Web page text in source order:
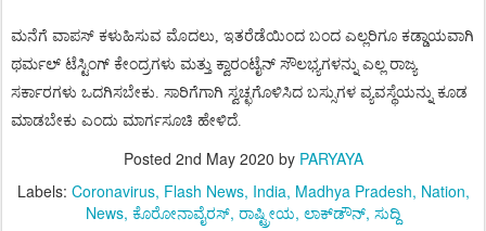
ಮನೆಗೆ ವಾಪಸ್ ಕಳುಹಿಸುವ ಮೊದಲು, ಇತರೆಡೆಯಿಂದ ಬಂದ ಎಲ್ಲರಿಗೂ ಕಡ್ಡಾಯವಾಗಿ
ಥರ್ಮಲ್ ಟೆಸ್ಟಿಂಗ್ ಕೇಂದ್ರಗಳು ಮತ್ತು ಕ್ವಾರಂಟೈನ್ ಸೌಲಭ್ಯಗಳನ್ನು ಎಲ್ಲ ರಾಜ್ಯ
ಸರ್ಕಾರಗಳು ಒದಗಿಸಬೇಕು. ಸಾರಿಗೆಗಾಗಿ ಸ್ವಚ್ಛಗೊಳಿಸಿದ ಬಸ್ಸುಗಳ ವ್ಯವಸ್ಥೆಯನ್ನು ಕೂಡ
ಮಾಡಬೇಕು ಎಂದು ಮಾರ್ಗಸೂಚಿ ಹೇಳಿದೆ.
Posted 2nd May 2020 by PARYAYA
Labels: Coronavirus Flash News India Madhya Pradesh Nation
News ಕೊರೋನಾವೈರಸ್ ರಾಷ್ಟ್ರೀಯ ಲಾಕ್‌ಡೌನ್ ಸುದ್ದಿ